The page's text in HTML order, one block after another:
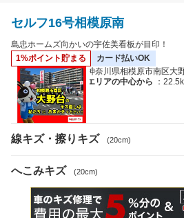
セルフ16号相模原南
島忠ホームズ向かいの宇佐美看板が目印！
1%ポイント貯まる
カード払いOK
神奈川県相模原市南区大
エリアの中心から
：
線キズ・擦りキズ (20cm)
へこみキズ (20cm)